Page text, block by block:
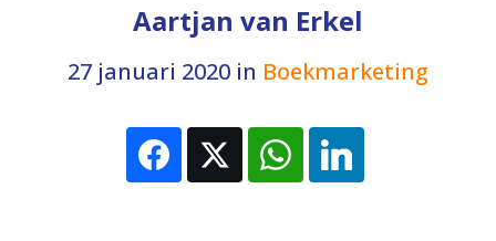
Aartjan van Erkel
27 januari 2020in Boekmarketing